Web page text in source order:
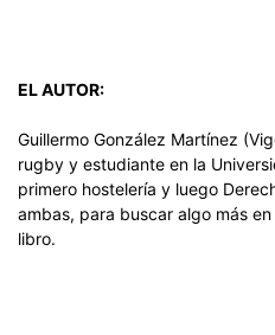
EL AUTOR:
Guillermo González Martínez
rugby y estudiante en la
primero hostelería y luego
ambas, para buscar algo más
libro.